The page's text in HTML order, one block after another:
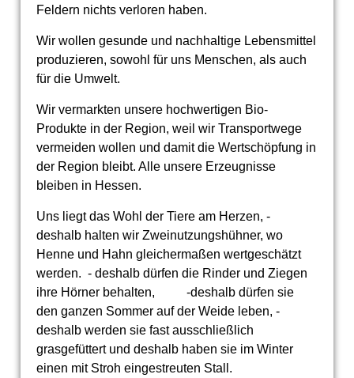
Feldern nichts verloren haben.
Wir wollen gesunde und nachhaltige Lebensmittel
produzieren, sowohl für uns Menschen, als auch
für die Umwelt.
Wir vermarkten unsere hochwertigen Bio-
Produkte in der Region, weil wir Transportwege
vermeiden wollen und damit die Wertschöpfung in
der Region bleibt. Alle unsere Erzeugnisse
bleiben in Hessen.
Uns liegt das Wohl der Tiere am Herzen, -
deshalb halten wir Zweinutzungshühner, wo
Henne und Hahn gleichermaßen wertgeschätzt
werden. - deshalb dürfen die Rinder und Ziegen
ihre Hörner behalten, -deshalb dürfen sie
den ganzen Sommer auf der Weide leben, -
deshalb werden sie fast ausschließlich
grasgefüttert und deshalb haben sie im Winter
einen mit Stroh eingestreuten Stall.